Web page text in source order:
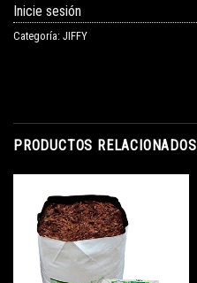
Inicie sesión
Categoría: JIFFY
PRODUCTOS RELACIONADOS